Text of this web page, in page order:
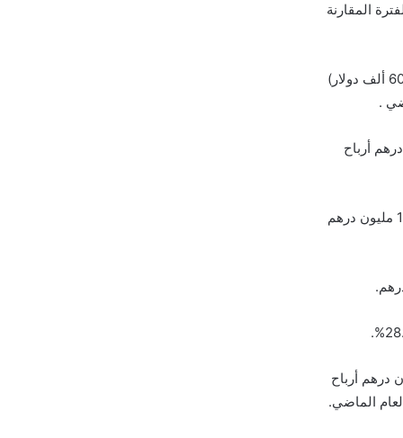
المقارنة
واوضحت الشركة في بيانها على موقع البورصة انها تكبدت خسائر بـ2.23 مليون درهم (607 ألف دولار)
درهم في الربع الثالث مقابل 11 مليون درهم أرباح
وسجلت الشركة تراجع في المبيعات خلال 9 أشهر لتصل الى 6.42 مليون درهم ،مقابل 10 مليون درهم
الأول من العام الجاري صافي أرباح بنحو 7.83 مليون درهم أرباح